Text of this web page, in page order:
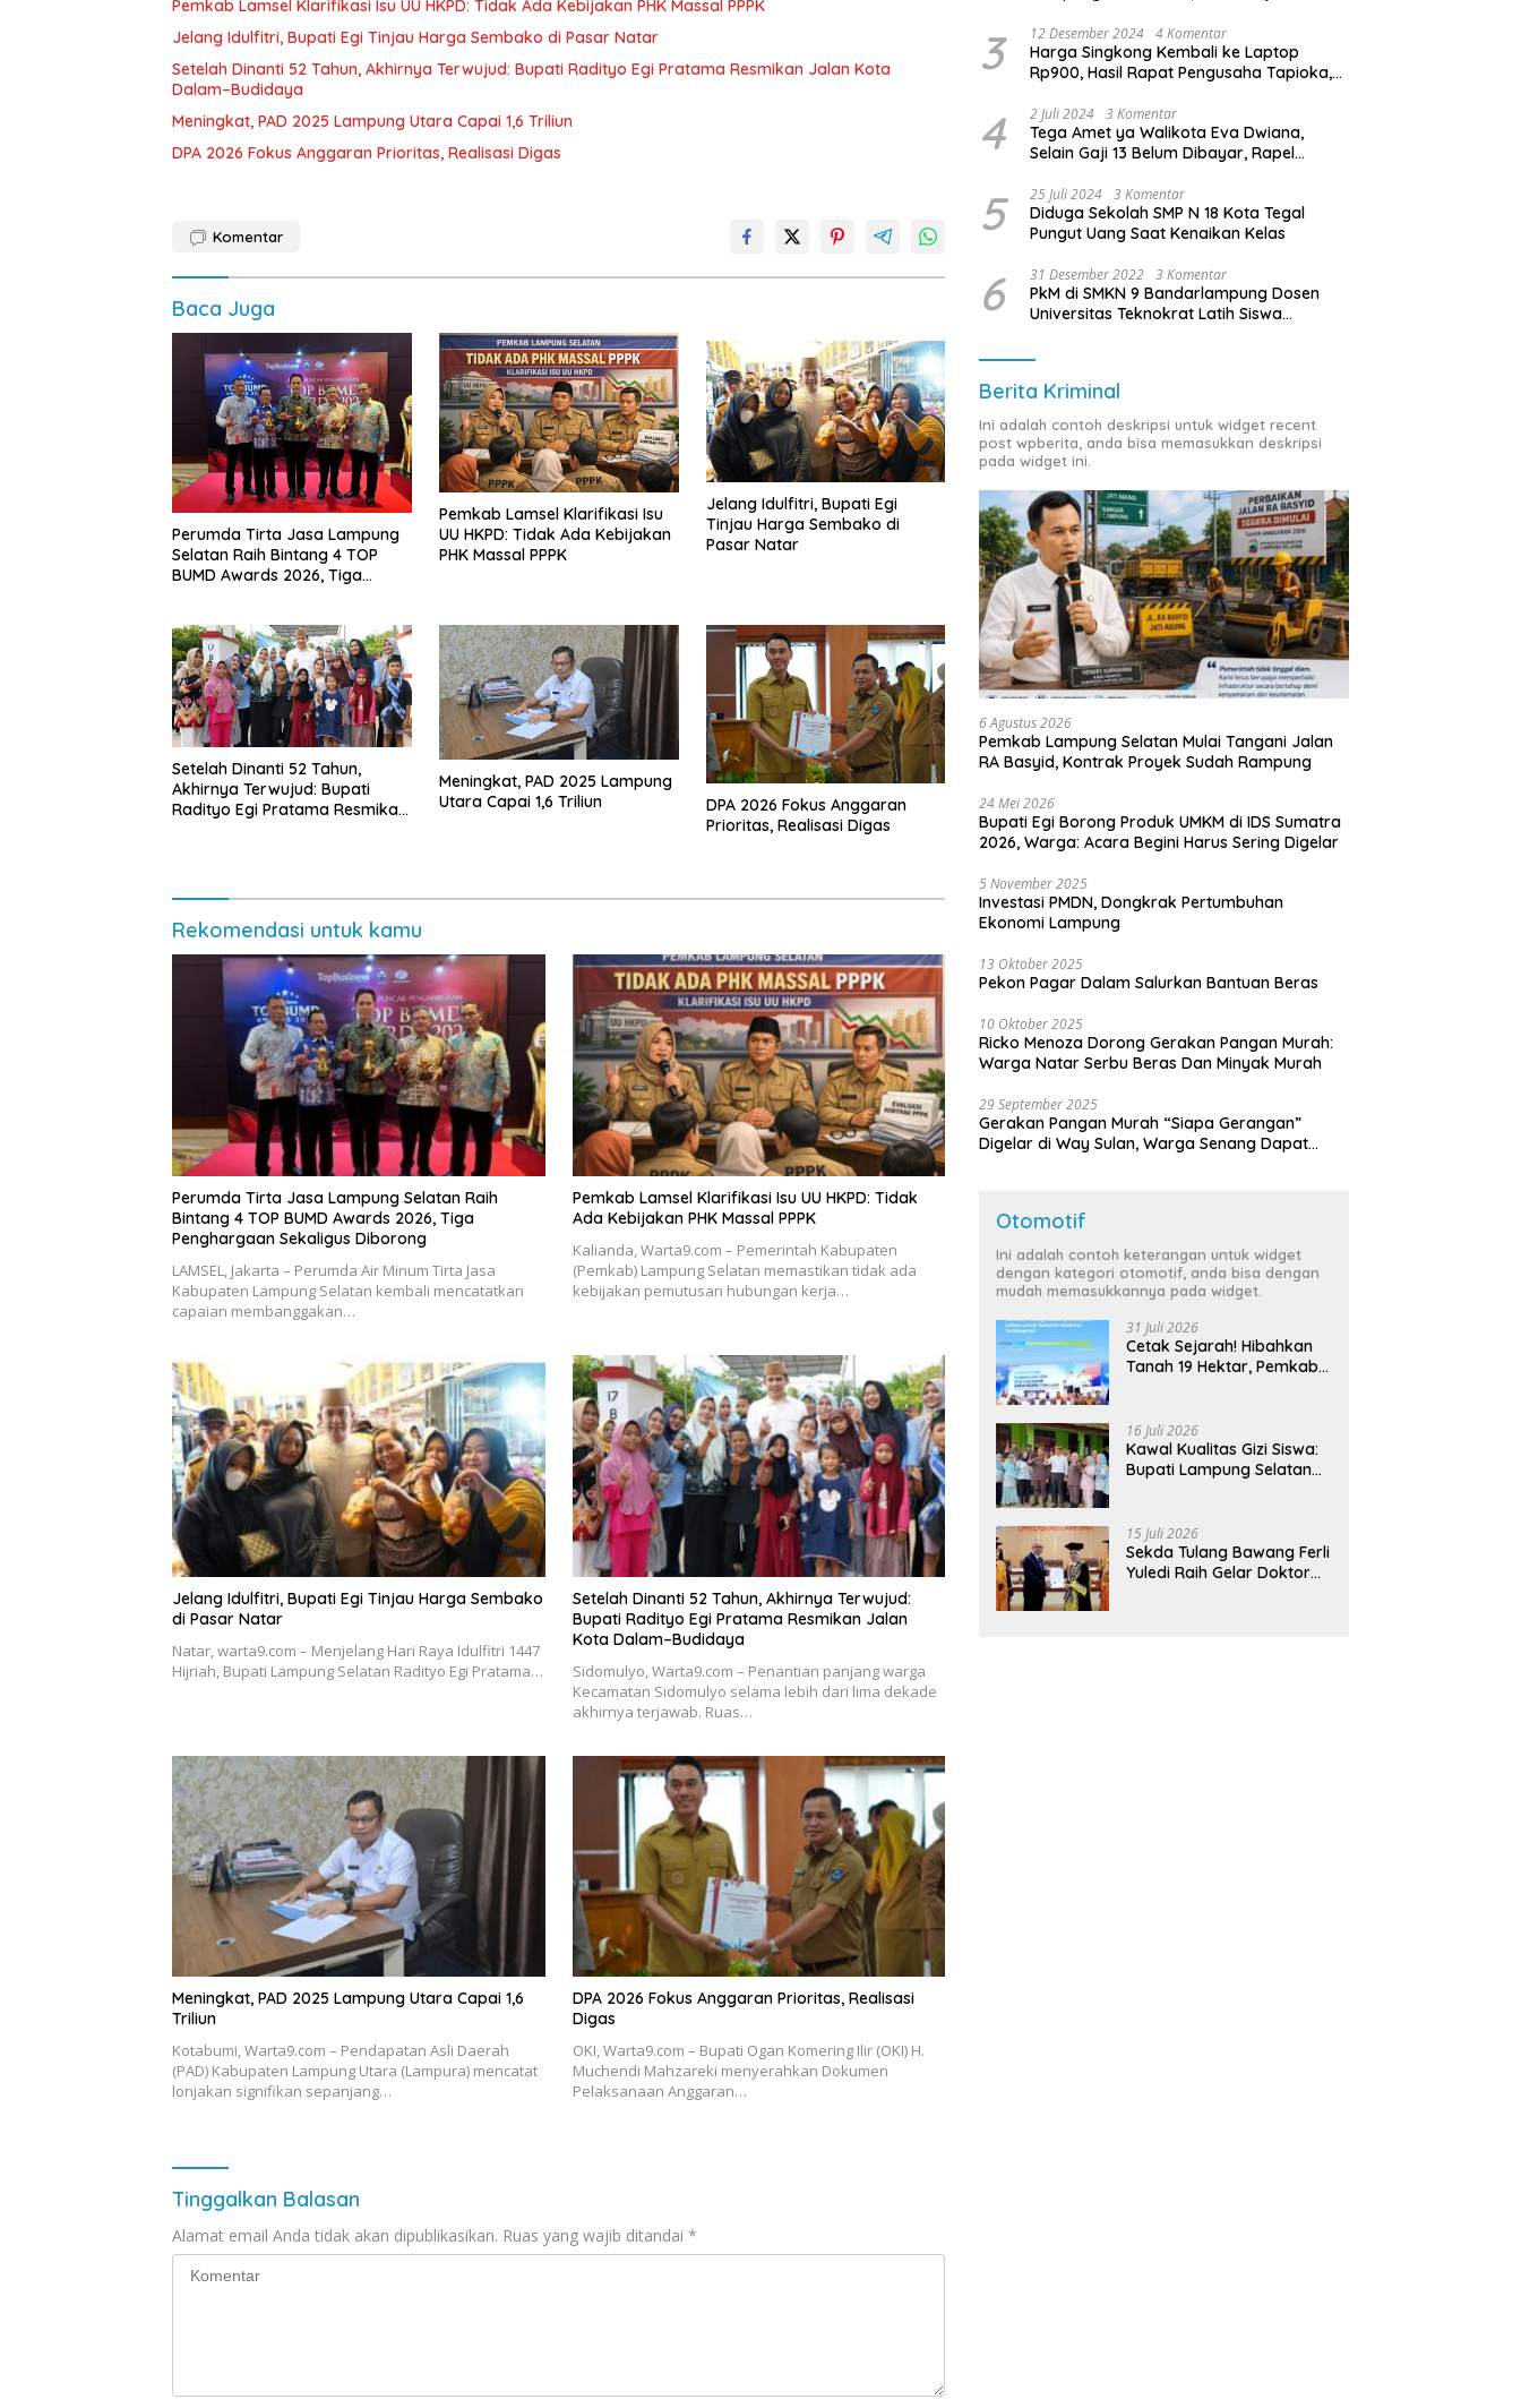
Pemkab Lamsel Klarifikasi Isu UU HKPD: Tidak Ada Kebijakan PHK Massal PPPK
Jelang Idulfitri, Bupati Egi Tinjau Harga Sembako di Pasar Natar
Setelah Dinanti 52 Tahun, Akhirnya Terwujud: Bupati Radityo Egi Pratama Resmikan Jalan Kota
Dalam–Budidaya
Meningkat, PAD 2025 Lampung Utara Capai 1,6 Triliun
DPA 2026 Fokus Anggaran Prioritas, Realisasi Digas
Komentar
Baca Juga
Perumda Tirta Jasa Lampung
Selatan Raih Bintang 4 TOP
BUMD Awards 2026, Tiga
Pemkab Lamsel Klarifikasi Isu
UU HKPD: Tidak Ada Kebijakan
PHK Massal PPPK
Jelang Idulfitri, Bupati Egi
Tinjau Harga Sembako di
Pasar Natar
Setelah Dinanti 52 Tahun,
Akhirnya Terwujud: Bupati
Radityo Egi Pratama Resmikan
Meningkat, PAD 2025 Lampung
Utara Capai 1,6 Triliun
DPA 2026 Fokus Anggaran
Prioritas, Realisasi Digas
Rekomendasi untuk kamu
Perumda Tirta Jasa Lampung Selatan Raih
Bintang 4 TOP BUMD Awards 2026, Tiga
Penghargaan Sekaligus Diborong
LAMSEL, Jakarta – Perumda Air Minum Tirta Jasa
Kabupaten Lampung Selatan kembali mencatatkan
capaian membanggakan…
Pemkab Lamsel Klarifikasi Isu UU HKPD: Tidak
Ada Kebijakan PHK Massal PPPK
Kalianda, Warta9.com – Pemerintah Kabupaten
(Pemkab) Lampung Selatan memastikan tidak ada
kebijakan pemutusan hubungan kerja…
Jelang Idulfitri, Bupati Egi Tinjau Harga Sembako
di Pasar Natar
Natar, warta9.com – Menjelang Hari Raya Idulfitri 1447
Hijriah, Bupati Lampung Selatan Radityo Egi Pratama…
Setelah Dinanti 52 Tahun, Akhirnya Terwujud:
Bupati Radityo Egi Pratama Resmikan Jalan
Kota Dalam–Budidaya
Sidomulyo, Warta9.com – Penantian panjang warga
Kecamatan Sidomulyo selama lebih dari lima dekade
akhirnya terjawab. Ruas…
Meningkat, PAD 2025 Lampung Utara Capai 1,6
Triliun
Kotabumi, Warta9.com – Pendapatan Asli Daerah
(PAD) Kabupaten Lampung Utara (Lampura) mencatat
lonjakan signifikan sepanjang…
DPA 2026 Fokus Anggaran Prioritas, Realisasi
Digas
OKI, Warta9.com – Bupati Ogan Komering Ilir (OKI) H.
Muchendi Mahzareki menyerahkan Dokumen
Pelaksanaan Anggaran…
Tinggalkan Balasan
Alamat email Anda tidak akan dipublikasikan. Ruas yang wajib ditandai *
3 12 Desember 2024 4 Komentar
Harga Singkong Kembali ke Laptop
Rp900, Hasil Rapat Pengusaha Tapioka,
Lampung
4 2 Juli 2024 3 Komentar
Tega Amet ya Walikota Eva Dwiana,
Selain Gaji 13 Belum Dibayar, Rapel
Dibayar
5 25 Juli 2024 3 Komentar
Diduga Sekolah SMP N 18 Kota Tegal
Pungut Uang Saat Kenaikan Kelas
6 31 Desember 2022 3 Komentar
PkM di SMKN 9 Bandarlampung Dosen
Universitas Teknokrat Latih Siswa
Berita Kriminal
Ini adalah contoh deskripsi untuk widget recent
post wpberita, anda bisa memasukkan deskripsi
pada widget ini.
6 Agustus 2026
Pemkab Lampung Selatan Mulai Tangani Jalan
RA Basyid, Kontrak Proyek Sudah Rampung
24 Mei 2026
Bupati Egi Borong Produk UMKM di IDS Sumatra
2026, Warga: Acara Begini Harus Sering Digelar
5 November 2025
Investasi PMDN, Dongkrak Pertumbuhan
Ekonomi Lampung
13 Oktober 2025
Pekon Pagar Dalam Salurkan Bantuan Beras
10 Oktober 2025
Ricko Menoza Dorong Gerakan Pangan Murah:
Warga Natar Serbu Beras Dan Minyak Murah
29 September 2025
Gerakan Pangan Murah “Siapa Gerangan”
Digelar di Way Sulan, Warga Senang Dapat
Otomotif
Ini adalah contoh keterangan untuk widget
dengan kategori otomotif, anda bisa dengan
mudah memasukkannya pada widget.
31 Juli 2026
Cetak Sejarah! Hibahkan
Tanah 19 Hektar, Pemkab
Terintegrasi Pertama di
Lampung
16 Juli 2026
Kawal Kualitas Gizi Siswa:
Bupati Lampung Selatan
Bergizi Gratis di Natar
15 Juli 2026
Sekda Tulang Bawang Ferli
Yuledi Raih Gelar Doktor